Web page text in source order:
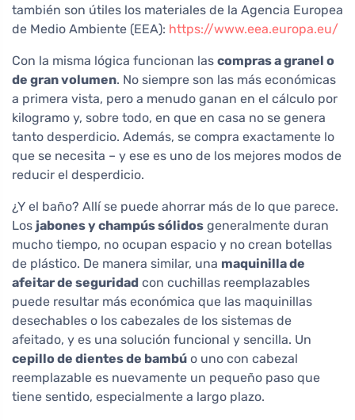
también son útiles los materiales de la Agencia Europea
de Medio Ambiente (EEA): https://www.eea.europa.eu/
Con la misma lógica funcionan las compras a granel o
de gran volumen. No siempre son las más económicas
a primera vista, pero a menudo ganan en el cálculo por
kilogramo y, sobre todo, en que en casa no se genera
tanto desperdicio. Además, se compra exactamente lo
que se necesita – y ese es uno de los mejores modos de
reducir el desperdicio.
¿Y el baño? Allí se puede ahorrar más de lo que parece.
Los jabones y champús sólidos generalmente duran
mucho tiempo, no ocupan espacio y no crean botellas
de plástico. De manera similar, una maquinilla de
afeitar de seguridad con cuchillas reemplazables
puede resultar más económica que las maquinillas
desechables o los cabezales de los sistemas de
afeitado, y es una solución funcional y sencilla. Un
cepillo de dientes de bambú o uno con cabezal
reemplazable es nuevamente un pequeño paso que
tiene sentido, especialmente a largo plazo.